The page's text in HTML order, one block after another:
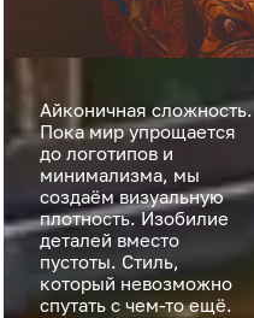
Айконичная сложность.
Пока мир упрощается
до логотипов и
минимализма, мы
создаём визуальную
плотность. Изобилие
деталей вместо
пустоты. Стиль,
который невозможно
спутать с чем-то ещё.